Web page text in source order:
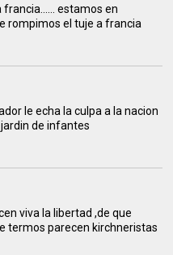
estamos en
rompimos el tuje a francia
le echa la culpa a la nacion
de infantes
viva la libertad ,de que
termos parecen kirchneristas